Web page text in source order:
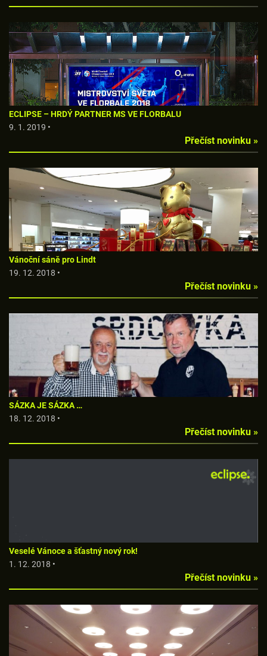
ECLIPSE – HRDÝ PARTNER MS VE FLORBALU
9. 1. 2019 •
Přečíst novinku »
Vánoční sáně pro Lindt
19. 12. 2018 •
Přečíst novinku »
SÁZKA JE SÁZKA …
18. 12. 2018 •
Přečíst novinku »
Veselé Vánoce a šťastný nový rok!
1. 12. 2018 •
Přečíst novinku »